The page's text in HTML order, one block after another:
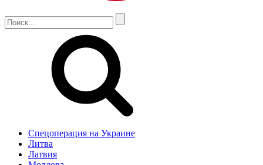
Спецоперация на Украине
Литва
Латвия